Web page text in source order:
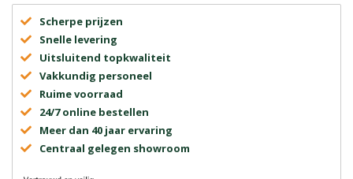
Scherpe prijzen
Snelle levering
Uitsluitend topkwaliteit
Vakkundig personeel
Ruime voorraad
24/7 online bestellen
Meer dan 40 jaar ervaring
Centraal gelegen showroom